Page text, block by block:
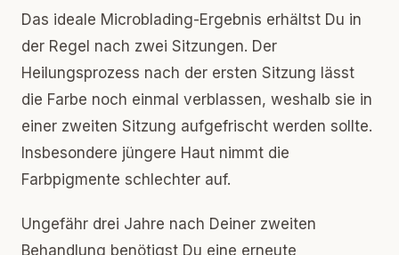
Das ideale Microblading-Ergebnis erhältst Du in
der Regel nach zwei Sitzungen. Der
Heilungsprozess nach der ersten Sitzung lässt
die Farbe noch einmal verblassen, weshalb sie in
einer zweiten Sitzung aufgefrischt werden sollte.
Insbesondere jüngere Haut nimmt die
Farbpigmente schlechter auf.
Ungefähr drei Jahre nach Deiner zweiten
Behandlung benötigst Du eine erneute